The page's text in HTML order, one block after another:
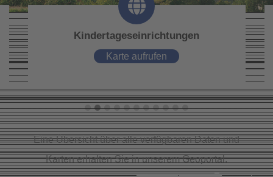
Kindertageseinrichtungen
Karte aufrufen
Eine Übersicht über alle verfügbaren Daten und
Karten erhalten Sie in unserem Geoportal.